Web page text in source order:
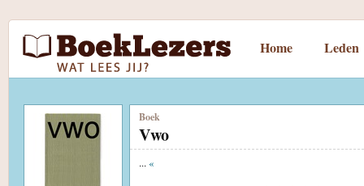
Home Leden
Boek
Vwo
... «